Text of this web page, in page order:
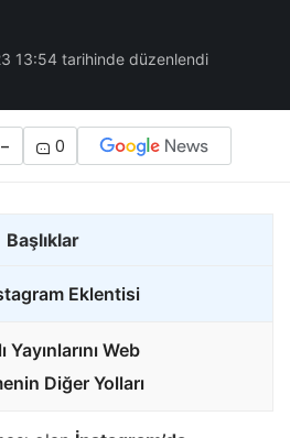
13:54 tarihinde düzenlendi
- 0
Başlıklar
Eklentisi
Web
Diğer Yolları